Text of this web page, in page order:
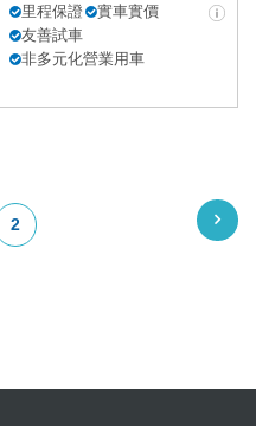
里程保證
實車實價
友善試車
非多元化營業用車
2